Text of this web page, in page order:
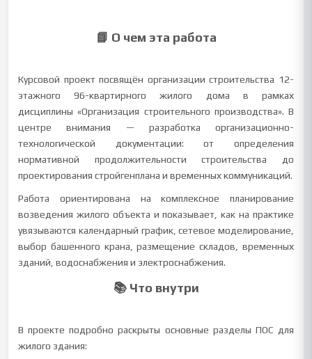
📘 О чем эта работа
Курсовой проект посвящён организации строительства 12-
этажного 96-квартирного жилого дома в рамках
дисциплины «Организация строительного производства». В
центре внимания — разработка организационно-
технологической документации: от определения
нормативной продолжительности строительства до
проектирования стройгенплана и временных коммуникаций.
Работа ориентирована на комплексное планирование
возведения жилого объекта и показывает, как на практике
увязываются календарный график, сетевое моделирование,
выбор башенного крана, размещение складов, временных
зданий, водоснабжения и электроснабжения.
📚 Что внутри
В проекте подробно раскрыты основные разделы ПОС для
жилого здания: